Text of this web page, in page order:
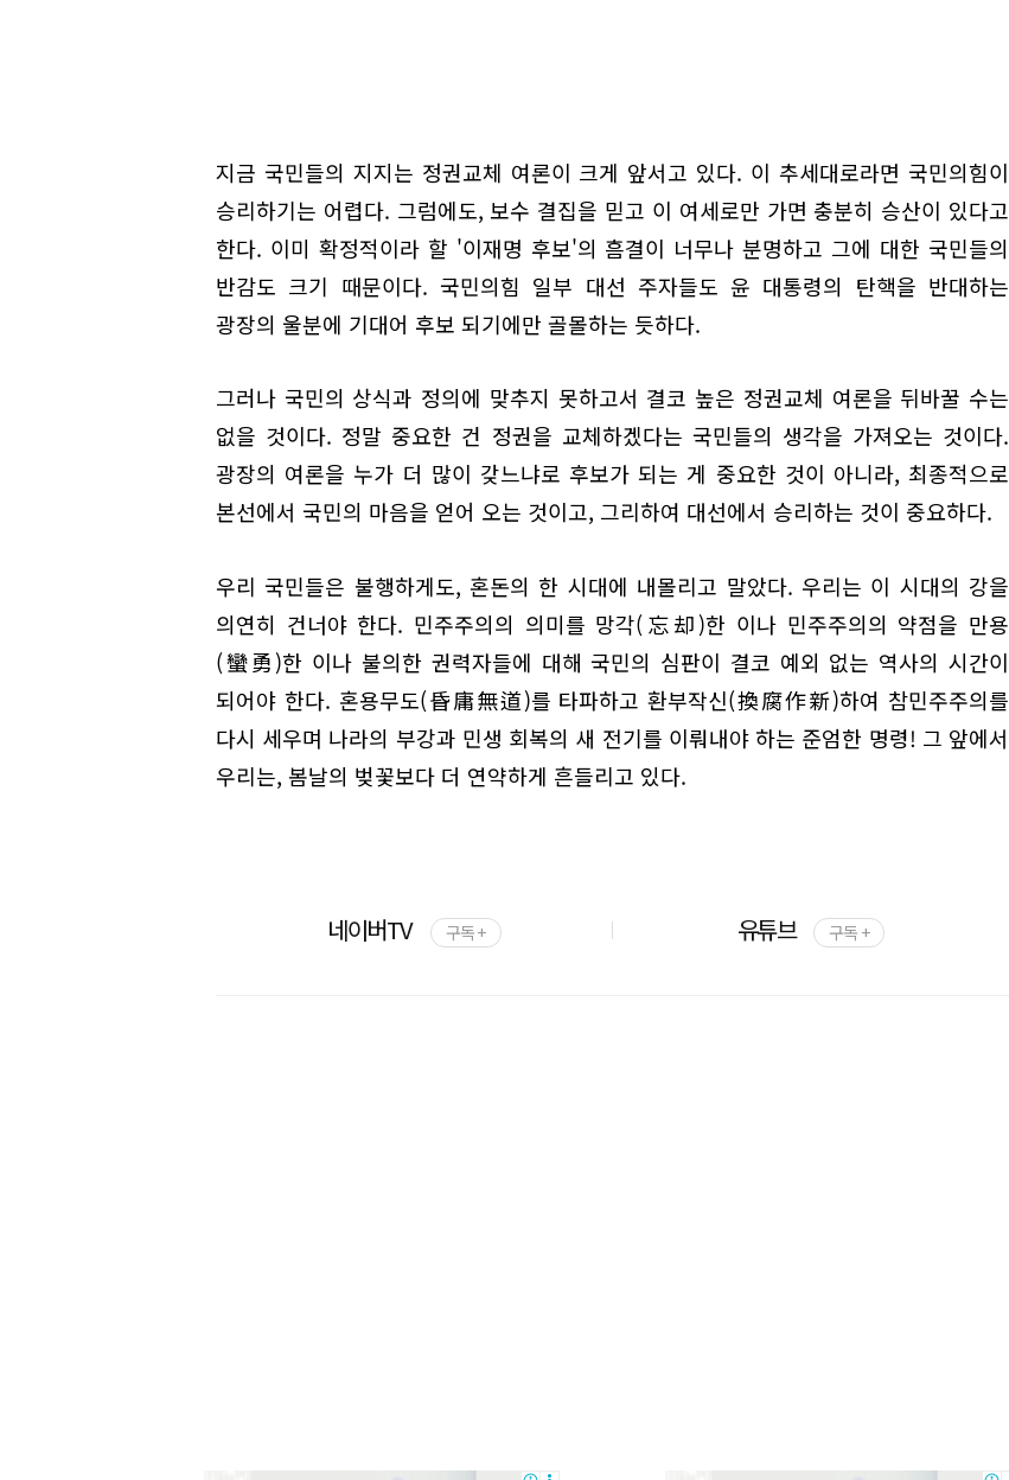
지금 국민들의 지지는 정권교체 여론이 크게 앞서고 있다. 이 추세대로라면 국민의힘이
승리하기는 어렵다. 그럼에도, 보수 결집을 믿고 이 여세로만 가면 충분히 승산이 있다고
한다. 이미 확정적이라 할 '이재명 후보'의 흠결이 너무나 분명하고 그에 대한 국민들의
반감도 크기 때문이다. 국민의힘 일부 대선 주자들도 윤 대통령의 탄핵을 반대하는
광장의 울분에 기대어 후보 되기에만 골몰하는 듯하다.
그러나 국민의 상식과 정의에 맞추지 못하고서 결코 높은 정권교체 여론을 뒤바꿀 수는
없을 것이다. 정말 중요한 건 정권을 교체하겠다는 국민들의 생각을 가져오는 것이다.
광장의 여론을 누가 더 많이 갖느냐로 후보가 되는 게 중요한 것이 아니라, 최종적으로
본선에서 국민의 마음을 얻어 오는 것이고, 그리하여 대선에서 승리하는 것이 중요하다.
우리 국민들은 불행하게도, 혼돈의 한 시대에 내몰리고 말았다. 우리는 이 시대의 강을
의연히 건너야 한다. 민주주의의 의미를 망각(忘却)한 이나 민주주의의 약점을 만용
(蠻勇)한 이나 불의한 권력자들에 대해 국민의 심판이 결코 예외 없는 역사의 시간이
되어야 한다. 혼용무도(昏庸無道)를 타파하고 환부작신(換腐作新)하여 참민주주의를
다시 세우며 나라의 부강과 민생 회복의 새 전기를 이뤄내야 하는 준엄한 명령! 그 앞에서
우리는, 봄날의 벚꽃보다 더 연약하게 흔들리고 있다.
네이버TV 구독 + 유튜브 구독 +